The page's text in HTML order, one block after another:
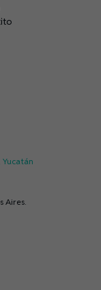
Yucatán
Aires.